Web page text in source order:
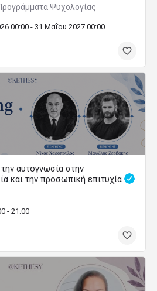
Ψυχολογίας
00:00 - 31 Μαΐου 2027 00:00
αυτογνωσία στην
και την προσωπική επιτυχία
- 21:00